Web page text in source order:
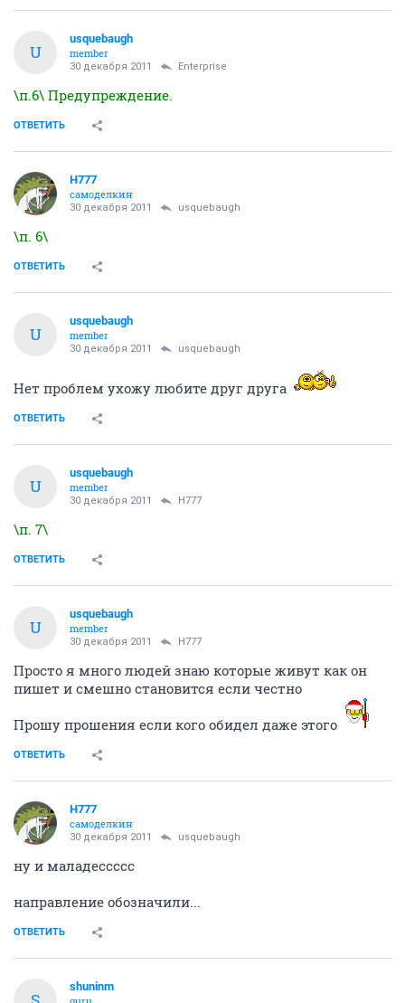
U
usquebaugh
member
30 декабря 2011 Enterprise
\п.6\ Предупреждение.
ОТВЕТИТЬ
H777
самоделкин
30 декабря 2011 usquebaugh
\п. 6\
ОТВЕТИТЬ
U
usquebaugh
member
30 декабря 2011 usquebaugh
Нет проблем ухожу любите друг друга
ОТВЕТИТЬ
U
usquebaugh
member
30 декабря 2011 H777
\п. 7\
ОТВЕТИТЬ
U
usquebaugh
member
30 декабря 2011 H777
Просто я много людей знаю которые живут как он
пишет и смешно становится если честно
Прошу прошения если кого обидел даже этого
ОТВЕТИТЬ
H777
самоделкин
30 декабря 2011 usquebaugh
ну и маладессссс
направление обозначили...
ОТВЕТИТЬ
shuninm